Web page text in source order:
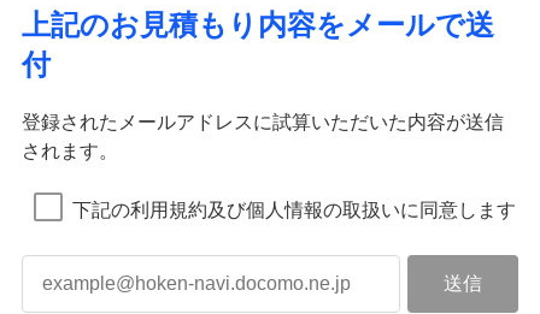
上記のお見積もり内容をメールで送
付
登録されたメールアドレスに試算いただいた内容が送信
されます。
下記の利用規約及び個人情報の取扱いに同意します